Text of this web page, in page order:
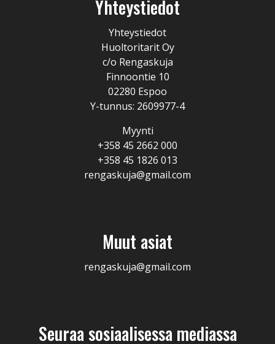
Yhteystiedot
Yhteystiedot
Huoltoritarit Oy
c/o Rengaskuja
Finnoontie 10
02280 Espoo
Y-tunnus: 2609977-4
Myynti
+358 45 2662 000
+358 45 1826 013
rengaskuja@gmail.com
Muut asiat
rengaskuja@gmail.com
Seuraa sosiaalisessa mediassa